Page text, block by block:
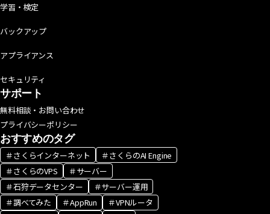
学習・検定
バックアップ
アプライアンス
セキュリティ
サポート
無料相談・お問い合わせ
プライバシーポリシー
おすすめのタグ
＃さくらインターネット
＃さくらのAI Engine
＃さくらのVPS
＃サーバー
＃石狩データセンター
＃サーバー運用
＃調べてみた
＃AppRun
＃VPNルータ